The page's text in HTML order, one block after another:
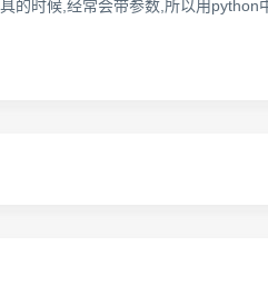
的时候,经常会带参数,所以用